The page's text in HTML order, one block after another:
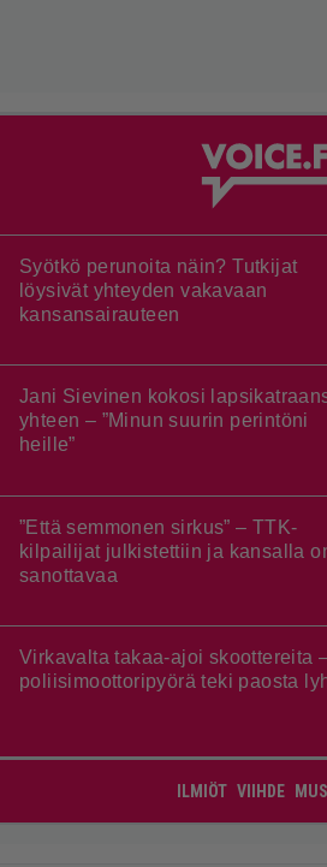
Syötkö perunoita näin? Tutkijat
löysivät yhteyden vakavaan
kansansairauteen
Jani Sievinen kokosi
yhteen – ”Minun suurin perintöni
heille”
”Että semmonen sirkus” – TTK-
kilpailijat julkistettiin ja kansalla
sanottavaa
Virkavalta takaa-ajoi skoottereita
poliisimoottoripyörä teki paosta
ILMIÖT VIIHDE